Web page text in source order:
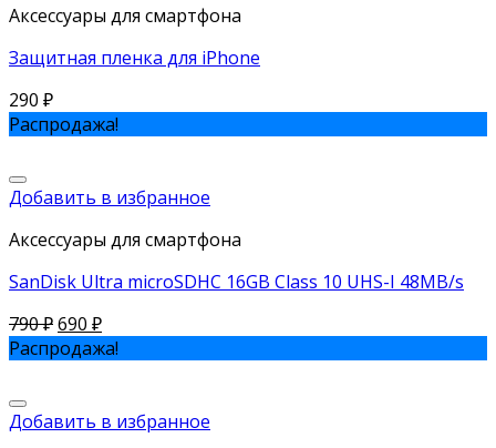
Аксессуары для смартфона
Защитная пленка для iPhone
290 ₽
Распродажа!
Добавить в избранное
Аксессуары для смартфона
SanDisk Ultra microSDHC 16GB Class 10 UHS-I 48MB/s
790₽690 ₽
Распродажа!
Добавить в избранное